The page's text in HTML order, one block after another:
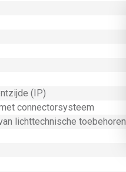
(IP)
connectorsysteem
lichttechnische toebehoren